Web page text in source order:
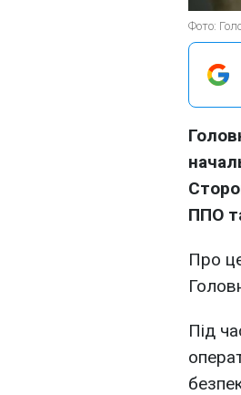
Фото:
ППО
Про
Під